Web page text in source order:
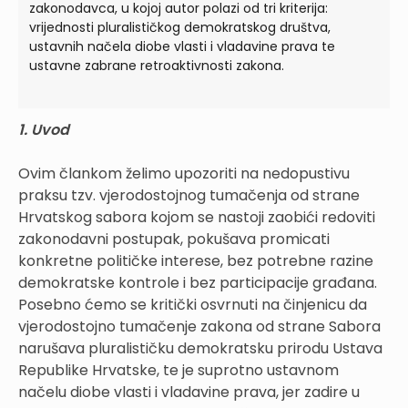
zakonodavca, u kojoj autor polazi od tri kriterija:
vrijednosti pluralističkog demokratskog društva,
ustavnih načela diobe vlasti i vladavine prava te
ustavne zabrane retroaktivnosti zakona.
1. Uvod
Ovim člankom želimo upozoriti na nedopustivu
praksu tzv. vjerodostojnog tumačenja od strane
Hrvatskog sabora kojom se nastoji zaobići redoviti
zakonodavni postupak, pokušava promicati
konkretne političke interese, bez potrebne razine
demokratske kontrole i bez participacije građana.
Posebno ćemo se kritički osvrnuti na činjenicu da
vjerodostojno tumačenje zakona od strane Sabora
narušava pluralističku demokratsku prirodu Ustava
Republike Hrvatske, te je suprotno ustavnom
načelu diobe vlasti i vladavine prava, jer zadire u